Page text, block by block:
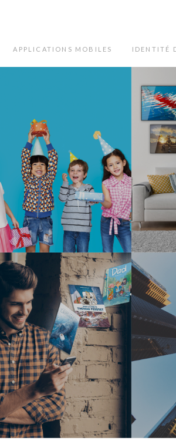
APPLICATIONS MOBILES IDENTITÉ